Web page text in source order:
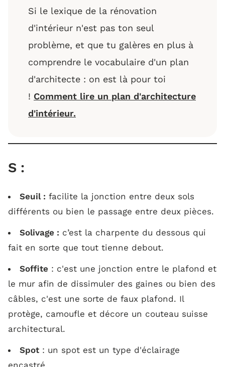
Si le lexique de la rénovation
d'intérieur n'est pas ton seul
problème, et que tu galères en plus à
comprendre le vocabulaire d'un plan
d'architecte : on est là pour toi
! Comment lire un plan d'architecture
d'intérieur.
S :
Seuil : facilite la jonction entre deux sols
différents ou bien le passage entre deux pièces.
Solivage : c’est la charpente du dessous qui
fait en sorte que tout tienne debout.
Soffite : c'est une jonction entre le plafond et
le mur afin de dissimuler des gaines ou bien des
câbles, c'est une sorte de faux plafond. Il
protège, camoufle et décore un couteau suisse
architectural.
Spot : un spot est un type d'éclairage
encastré.